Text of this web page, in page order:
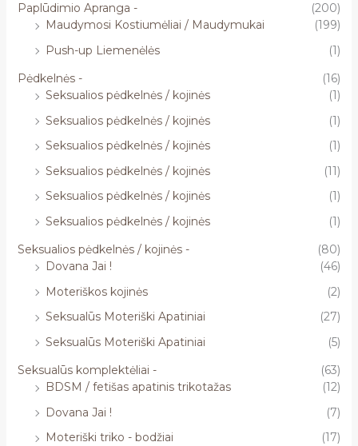
Paplūdimio Apranga -
(200)
Maudymosi Kostiumėliai / Maudymukai
(199)
Push-up Liemenėlės
(1)
Pėdkelnės -
(16)
Seksualios pėdkelnės / kojinės
(1)
Seksualios pėdkelnės / kojinės
(1)
Seksualios pėdkelnės / kojinės
(1)
Seksualios pėdkelnės / kojinės
(11)
Seksualios pėdkelnės / kojinės
(1)
Seksualios pėdkelnės / kojinės
(1)
Seksualios pėdkelnės / kojinės -
(80)
Dovana Jai !
(46)
Moteriškos kojinės
(2)
Seksualūs Moteriški Apatiniai
(27)
Seksualūs Moteriški Apatiniai
(5)
Seksualūs komplektėliai -
(63)
BDSM / fetišas apatinis trikotažas
(12)
Dovana Jai !
(7)
Moteriški triko - bodžiai
(17)